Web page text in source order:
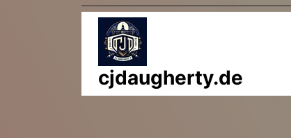
cjdaugherty.de